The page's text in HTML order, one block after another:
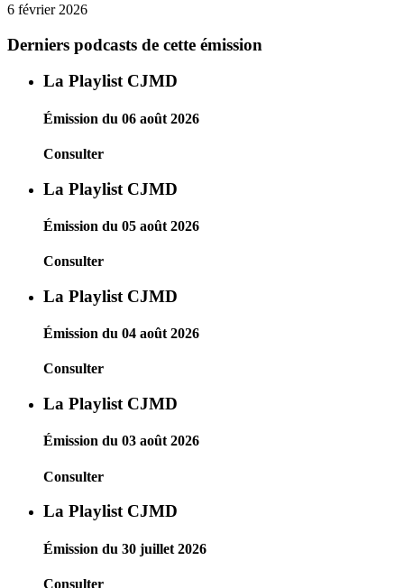
6 février 2026
Derniers podcasts de cette émission
La Playlist CJMD
Émission du 06 août 2026
Consulter
La Playlist CJMD
Émission du 05 août 2026
Consulter
La Playlist CJMD
Émission du 04 août 2026
Consulter
La Playlist CJMD
Émission du 03 août 2026
Consulter
La Playlist CJMD
Émission du 30 juillet 2026
Consulter